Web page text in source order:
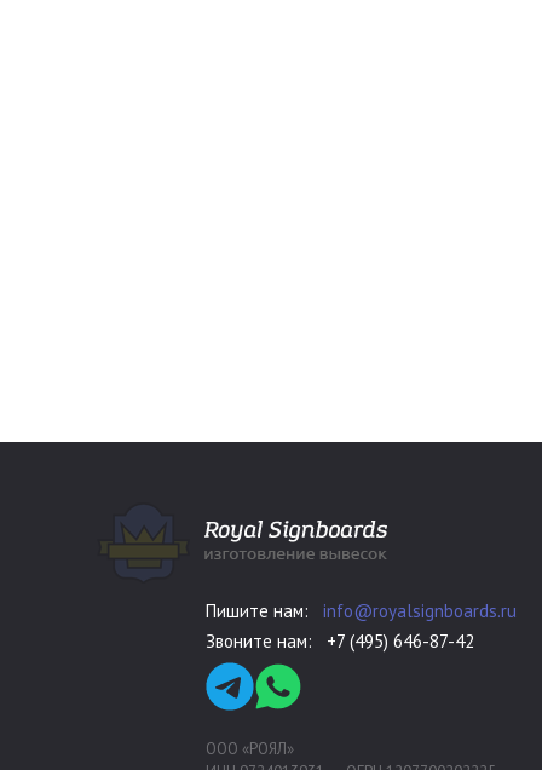
Пишите нам: info@royalsignboards.ru
Звоните нам: +7 (495) 646-87-42
ООО «РОЯЛ»